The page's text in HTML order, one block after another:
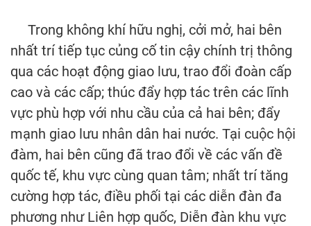
Trong không khí hữu nghị, cởi mở, hai bên
nhất trí tiếp tục củng cố tin cậy chính trị thông
qua các hoạt động giao lưu, trao đổi đoàn cấp
cao và các cấp; thúc đẩy hợp tác trên các lĩnh
vực phù hợp với nhu cầu của cả hai bên; đẩy
mạnh giao lưu nhân dân hai nước. Tại cuộc hội
đàm, hai bên cũng đã trao đổi về các vấn đề
quốc tế, khu vực cùng quan tâm; nhất trí tăng
cường hợp tác, điều phối tại các diễn đàn đa
phương như Liên hợp quốc, Diễn đàn khu vực